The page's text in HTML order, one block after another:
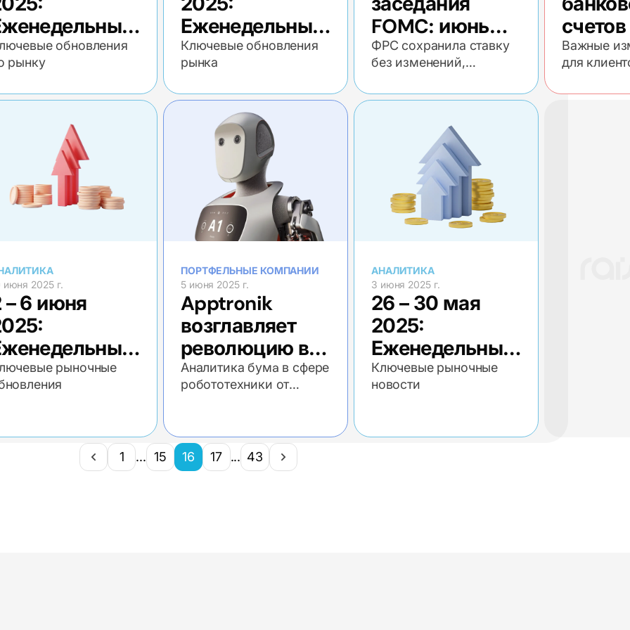
обновления
рынку
Еженедельный
экономический
обзор
Ключевые обновления
рынка
FOMC: июнь
2025
ФРС сохранила ставку
без изменений,
риторику
Jusan
Важные
для
июня 2025 г.
– 6 июня
рыночные
ПОРТФЕЛЬНЫЕ КОМПАНИИ
5 июня 2025 г.
Apptronik
возглавляет
революцию в
робототехнике
Аналитика бумa в сфере
робототехники от
АНАЛИТИКА
3 июня 2025 г.
26 – 30 мая
2025:
Еженедельный
экономический
обзор
Ключевые рыночные
новости
1 ... 15 16 17 ... 43